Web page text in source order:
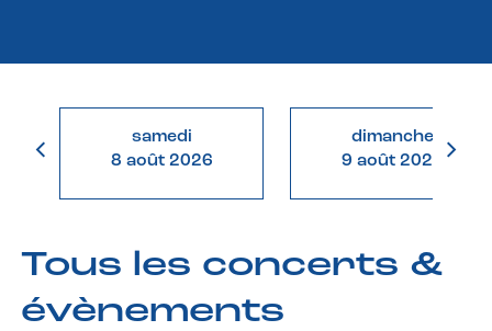
samedi
8 août 2026
dimanche
9 août 2026
Tous les concerts &
évènements